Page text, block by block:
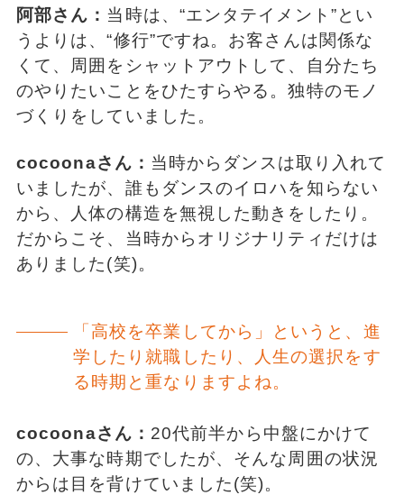
阿部さん： 当時は、“エンタテイメント”とい
うよりは、“修行”ですね。お客さんは関係な
くて、周囲をシャットアウトして、自分たち
のやりたいことをひたすらやる。独特のモノ
づくりをしていました。
cocoonaさん： 当時からダンスは取り入れて
いましたが、誰もダンスのイロハを知らない
から、人体の構造を無視した動きをしたり。
だからこそ、当時からオリジナリティだけは
ありました(笑)。
「高校を卒業してから」というと、進
学したり就職したり、人生の選択をす
る時期と重なりますよね。
cocoonaさん： 20代前半から中盤にかけて
の、大事な時期でしたが、そんな周囲の状況
からは目を背けていました(笑)。